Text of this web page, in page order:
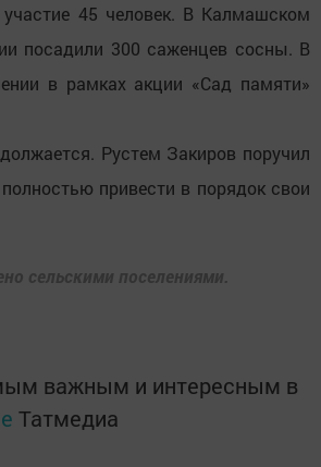
участие 45 человек. В Калмашском
посадили 300 саженцев сосны. В
в рамках акции «Сад памяти»
Рустем Закиров поручил
привести в порядок свои
сельскими поселениями.
важным и интересным в
Татмедиа